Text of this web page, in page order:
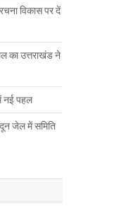
विकास पर दें
का उत्तराखंड ने
नई पहल
जेल में समिति